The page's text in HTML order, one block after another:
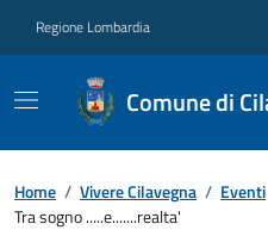
Regione Lombardia
Comune di
Home / Vivere Cilavegna / Eventi
Tra sogno .....e.......realta'